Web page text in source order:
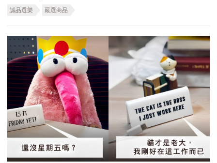
誠品選樂 嚴選商品